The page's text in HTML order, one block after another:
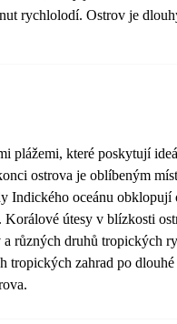
rychlolodí. Ostrov je
plážemi, které poskytují
ostrova je oblíbeným
Indického oceánu
útesy v blízkosti
různých druhů tropických
tropických zahrad po